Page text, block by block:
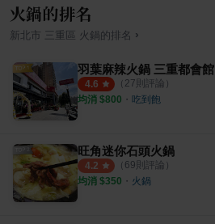
火鍋的排名
新北市 三重區 火鍋 的排名 ›
羽葉麻辣火鍋 三重都會館
4.6 （ 27則評論）
均消 $800 ・ 吃到飽
旺角迷你石頭火鍋
4.2 （ 69則評論）
均消 $350 ・ 火鍋